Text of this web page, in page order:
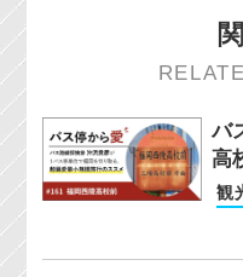
バ
高
観